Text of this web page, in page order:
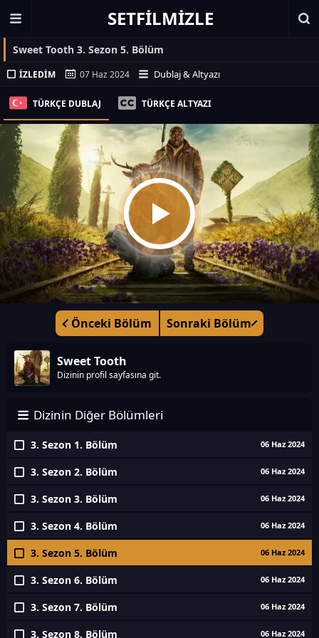
SETFILMIZLE
Sweet Tooth 3. Sezon 5. Bölüm
İZLEDIM 07 Haz 2024 Dublaj & Altyazı
TÜRKÇE DUBLAJ TÜRKÇE ALTYAZI
Önceki Bölüm Sonraki Bölüm
Sweet Tooth
Dizinin profil sayfasına git.
Dizinin Diğer Bölümleri
3. Sezon 1. Bölüm 06 Haz 2024
3. Sezon 2. Bölüm 06 Haz 2024
3. Sezon 3. Bölüm 06 Haz 2024
3. Sezon 4. Bölüm 06 Haz 2024
3. Sezon 5. Bölüm 06 Haz 2024
3. Sezon 6. Bölüm 06 Haz 2024
3. Sezon 7. Bölüm 06 Haz 2024
3. Sezon 8. Bölüm 06 Haz 2024